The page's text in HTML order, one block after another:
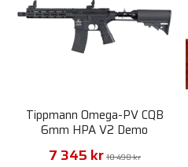
Tippmann Omega-PV CQB
6mm HPA V2 Demo
7 345 kr 10 490 kr